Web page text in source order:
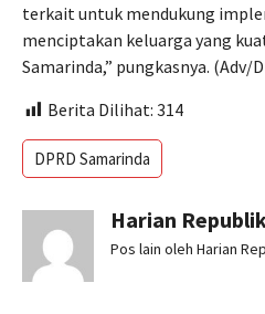
terkait untuk mendukung
menciptakan keluarga yang
Samarinda,” pungkasnya. (Adv/
Berita Dilihat: 314
DPRD Samarinda
Harian
Pos lain oleh Harian